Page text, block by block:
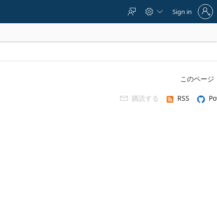
  
to
account
Sign in
このページ
 購読する RSS